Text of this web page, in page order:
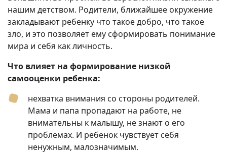
нашим детством. Родители, ближайшее окружение
закладывают ребенку что такое добро, что такое
зло, и это позволяет ему сформировать понимание
мира и себя как личность.
Что влияет на формирование низкой
самооценки ребенка:
нехватка внимания со стороны родителей.
Мама и папа пропадают на работе, не
внимательны к малышу, не знают о его
проблемах. И ребенок чувствует себя
ненужным, малозначимым.